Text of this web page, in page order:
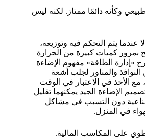
وكأنه دائمًا ممتاز. لكنه ليس
عندما يتم التحكم فيه وتوزيعه،
كميات كبيرة من الحرارة
«إدارة الطاقة» مفهوم الإضاءة
النوافذ والمناور لجلب أشعة
الأخذ في الاعتبار في الوقت
الإضاءة الجيد يمكنهما تقليل
دون التسبب في مشاكل
في المنزل.
على المكاسب المالية.